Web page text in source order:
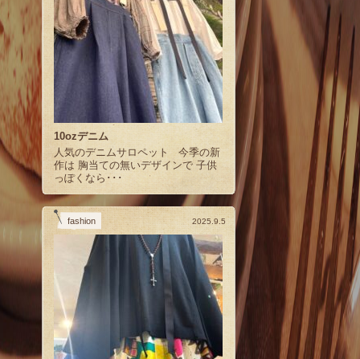
10ozデニム
人気のデニムサロペット 今季の新
作は 胸当ての無いデザインで 子供
っぽくなら･･･
fashion 2025.9.5